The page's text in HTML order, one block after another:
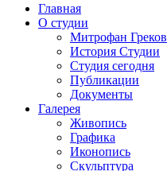
Главная
О студии
Митрофан Греков
История Студии
Студия сегодня
Публикации
Документы
Галерея
Живопись
Графика
Иконопись
Скульптура